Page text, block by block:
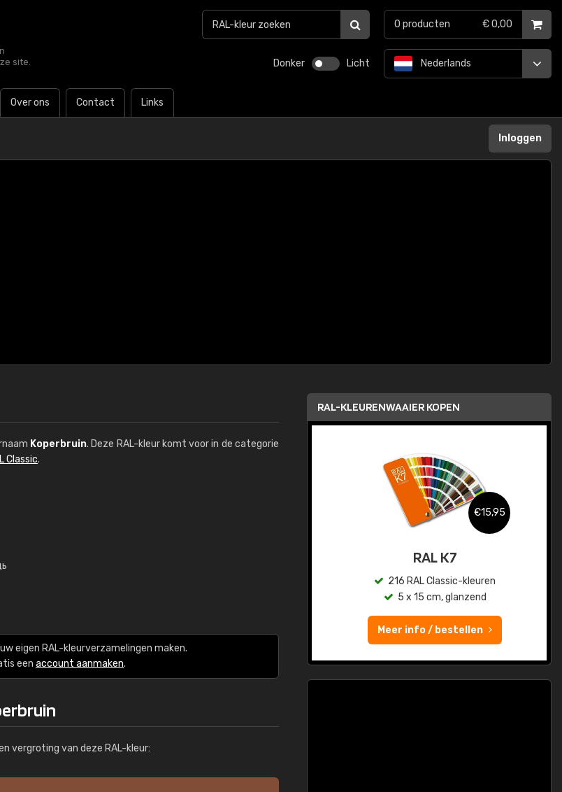
site.
Donker Licht
Over ons Contact Links
Nederlands
0 producten € 0,00
Inloggen
Koperbruin. Deze RAL-kleur komt voor in de categorie
Classic.
eigen RAL-kleurverzamelingen maken.
een account aanmaken.
vergroting van deze RAL-kleur:
RAL-KLEURENWAAIER KOPEN
€15,95
RAL K7
216 RAL Classic-kleuren
5 x 15 cm, glanzend
Meer info / bestellen